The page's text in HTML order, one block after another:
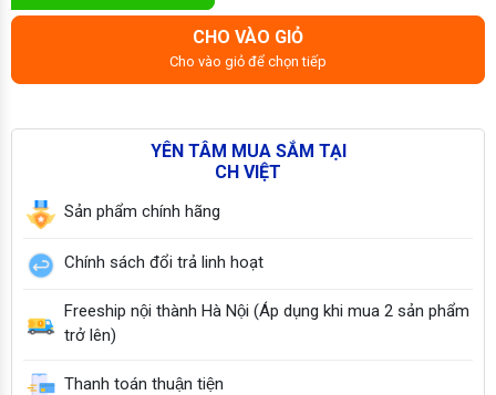
CHO VÀO GIỎ
Cho vào giỏ để chọn tiếp
YÊN TÂM MUA SẮM TẠI
CH VIỆT
Sản phẩm chính hãng
Chính sách đổi trả linh hoạt
Freeship nội thành Hà Nội (Áp dụng khi mua 2 sản phẩm
trở lên)
Thanh toán thuận tiện